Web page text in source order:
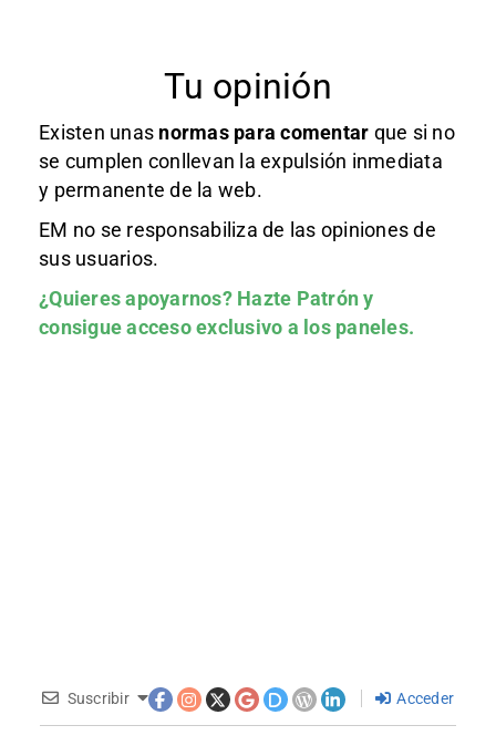
Tu opinión
Existen unas normas para comentar que si no
se cumplen conllevan la expulsión inmediata
y permanente de la web.
EM no se responsabiliza de las opiniones de
sus usuarios.
¿Quieres apoyarnos? Hazte Patróny
consigue acceso exclusivo a los paneles.
Suscribir Acceder